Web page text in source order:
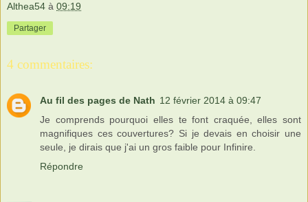
Althea54 à 09:19
Partager
4 commentaires:
Au fil des pages de Nath 12 février 2014 à 09:47
Je comprends pourquoi elles te font craquée, elles sont
magnifiques ces couvertures? Si je devais en choisir une
seule, je dirais que j'ai un gros faible pour Infinire.
Répondre